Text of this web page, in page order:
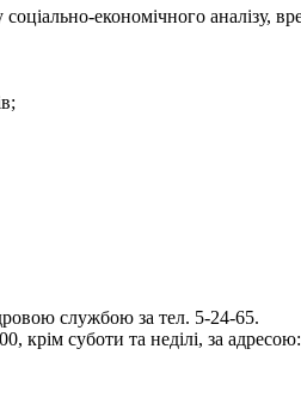
економічного аналізу,
службою за тел. 5-24-65.
крім суботи та неділі, за